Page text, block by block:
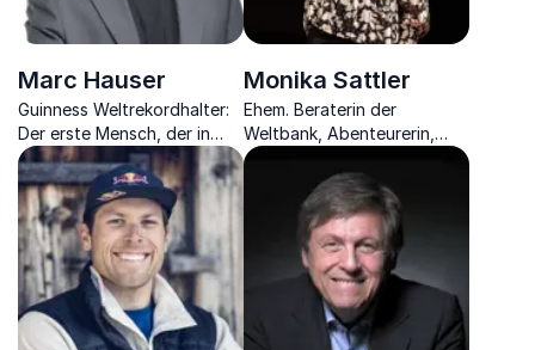
Marc Hauser
Guinness Weltrekordhalter:
Der erste Mensch, der in
den Jetstream sprang
Monika Sattler
Ehem. Beraterin der
Weltbank, Abenteurerin,
Ausnahme-Radsportlerin
und Visionärin